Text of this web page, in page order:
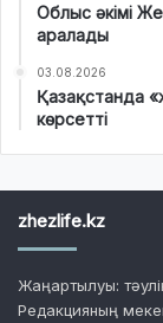
Облыс әкімі
аралады
03.08.2026
Қазақстанда
көрсетті
zhezlife.kz
Жаңартылуы:
Редакцияның